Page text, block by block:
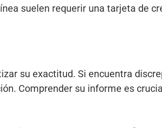
suelen requerir una tarjeta de
su exactitud. Si encuentra
Comprender su informe es